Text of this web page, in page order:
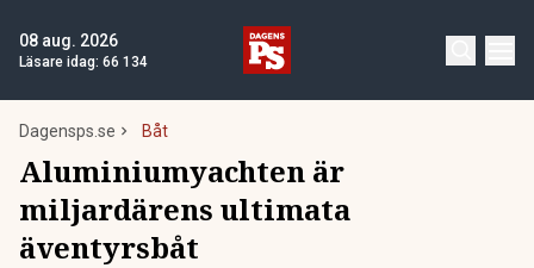
08 aug. 2026
Läsare idag: 66 134
Dagensps.se Båt
Aluminiumyachten är
miljardärens ultimata
äventyrsbåt